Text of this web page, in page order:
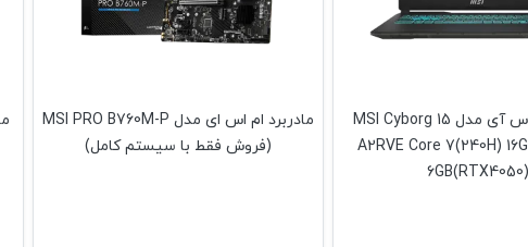
لپ تاپ ام اس آی مدل MSI Cyborg 15
A2RVE Core 7(240H)
6GB(RTX4050)
مادربرد ام اس ای مدل MSI PRO B760M-P
(فروش فقط با سیستم کامل)